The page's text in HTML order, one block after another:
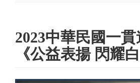
2023中華民國一
《公益表揚 閃耀白